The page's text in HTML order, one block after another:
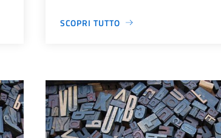
SCOPRI TUTTO